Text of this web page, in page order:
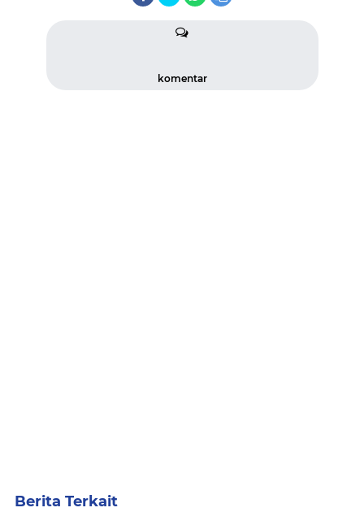
komentar
Berita Terkait